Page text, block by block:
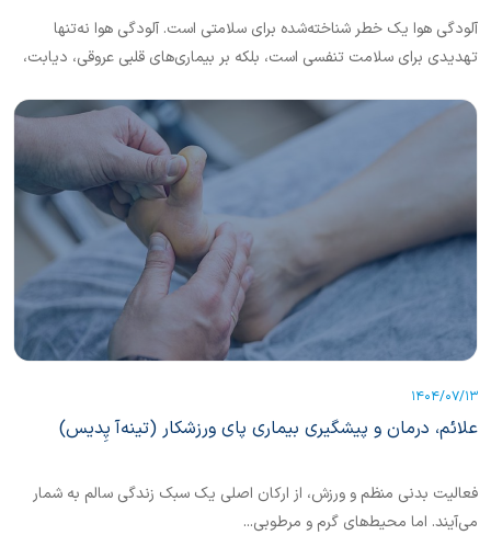
آلودگی هوا یک خطر شناخته‌شده برای سلامتی است. آلودگی هوا نه‌تنها
تهدیدی برای سلامت تنفسی است، بلکه بر بیماری‌های قلبی عروقی، دیابت،
تاثیرگذار است. در این باره بیشتر بخوانیم.
1404/07/13
علائم، درمان و پیشگیری بیماری پای ورزشکار (تینه‌آ پِدیس)
فعالیت بدنی منظم و ورزش، از ارکان اصلی یک سبک زندگی سالم به شمار
می‌آیند. اما محیط‌های گرم و مرطوبی...